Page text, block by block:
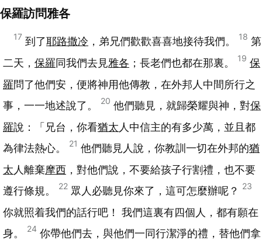
保羅訪問雅各
17 到了耶路撒冷 ，弟兄們歡歡喜喜地接待我們。 18 第
二天， 保羅同我們去見雅各 ；長老們也都在那裏。 19 保
羅問了他們安，便將神用他傳教，在外邦人中間所行之
事，一一地述說了。
20 他們聽見，就歸榮耀與神，對保
羅說：「兄台，你看猶太 人中信主的有多少萬，並且都
為律法熱心。
21 他們聽見人說，你教訓一切在外邦的猶
太 人離棄摩西 ，對他們說，不要給孩子行割禮，也不要
遵行條規。
22 眾人必聽見你來了，這可怎麼辦呢？ 23
你就照着我們的話行吧！ 我們這裏有四個人，都有願在
身。
24 你帶他們去，與他們一同行潔淨的禮，替他們拿